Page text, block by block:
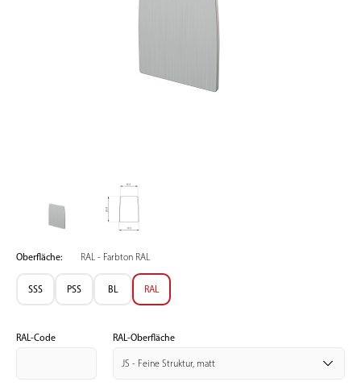
Oberfläche: RAL - Farbton RAL
SSS PSS BL RAL
RAL-Code RAL-Oberfläche